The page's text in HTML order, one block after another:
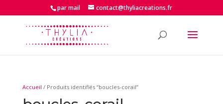
par mail contact@thyliacreations.fr
Accueil / Produits identifiés “boucles-corail”